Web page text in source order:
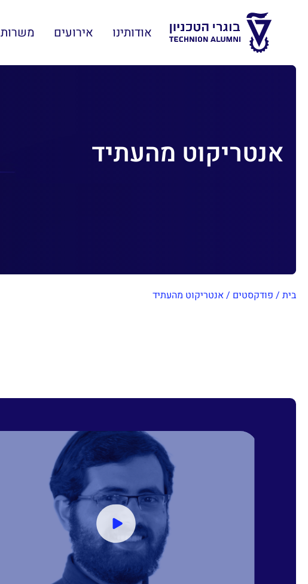
אודותינו אירועים משרות
אנטריקוט מהעתיד
בית / פודקסטים /אנטריקוט מהעתיד